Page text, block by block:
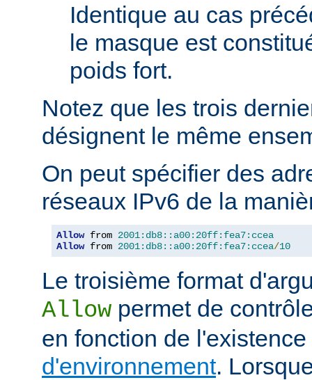
Identique au cas
le masque est
poids fort.
Notez que les trois
désignent le même
On peut spécifier des
réseaux IPv6 de la
Allow from 2001:db8::a00:20ff:fea7:ccea
Allow from 2001:db8::a00:20ff:fea7:ccea/10
Le troisième format
Allow permet de
en fonction de
d'environnement.